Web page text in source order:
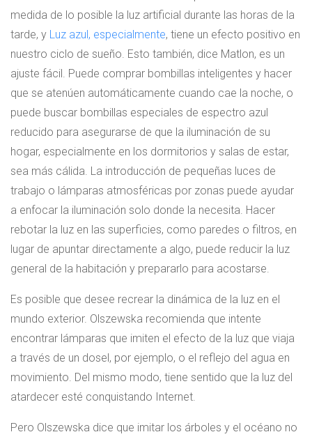
medida de lo posible la luz artificial durante las horas de la
tarde, y Luz azul, especialmente, tiene un efecto positivo en
nuestro ciclo de sueño. Esto también, dice Matlon, es un
ajuste fácil. Puede comprar bombillas inteligentes y hacer
que se atenúen automáticamente cuando cae la noche, o
puede buscar bombillas especiales de espectro azul
reducido para asegurarse de que la iluminación de su
hogar, especialmente en los dormitorios y salas de estar,
sea más cálida. La introducción de pequeñas luces de
trabajo o lámparas atmosféricas por zonas puede ayudar
a enfocar la iluminación solo donde la necesita. Hacer
rebotar la luz en las superficies, como paredes o filtros, en
lugar de apuntar directamente a algo, puede reducir la luz
general de la habitación y prepararlo para acostarse.
Es posible que desee recrear la dinámica de la luz en el
mundo exterior. Olszewska recomienda que intente
encontrar lámparas que imiten el efecto de la luz que viaja
a través de un dosel, por ejemplo, o el reflejo del agua en
movimiento. Del mismo modo, tiene sentido que la luz del
atardecer esté conquistando Internet.
Pero Olszewska dice que imitar los árboles y el océano no